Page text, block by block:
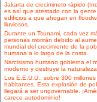
Jakarta de crecimineto rápido
es así que atestado con la gente
edificios a que ahogan en
lluviosos.
Durante un Tsunami, cada vez
personas morirán debido al
mundial del crecimiento de la
humana a lo largo de la costa.
Narcisismo humano gobierna el
moderno y destruye la
Los E.E.U.U.: sobre 300 millones
habitantes. Esta explosión de
llegará a ser ungovernable.
carece autodominio!